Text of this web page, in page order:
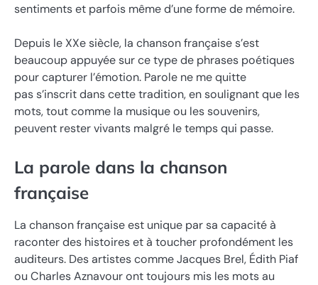
sentiments et parfois même d’une forme de mémoire.
Depuis le XXe siècle, la chanson française s’est
beaucoup appuyée sur ce type de phrases poétiques
pour capturer l’émotion. Parole ne me quitte
pas s’inscrit dans cette tradition, en soulignant que les
mots, tout comme la musique ou les souvenirs,
peuvent rester vivants malgré le temps qui passe.
La parole dans la chanson
française
La chanson française est unique par sa capacité à
raconter des histoires et à toucher profondément les
auditeurs. Des artistes comme Jacques Brel, Édith Piaf
ou Charles Aznavour ont toujours mis les mots au